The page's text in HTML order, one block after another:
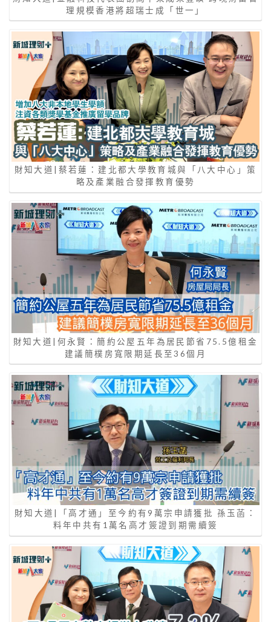
理規模香港將超瑞士成「世一」
財知大道|蔡若蓮：建北都大學教育城與「八大中心」策
略及產業融合發揮教育優勢
財知大道|何永賢：簡約公屋五年為居民節省75.5億租金
建議簡樸房寬限期延長至36個月
財知大道|「高才通」至今約有9萬宗申請獲批 孫玉菡：
料年中共有1萬名高才簽證到期需續簽